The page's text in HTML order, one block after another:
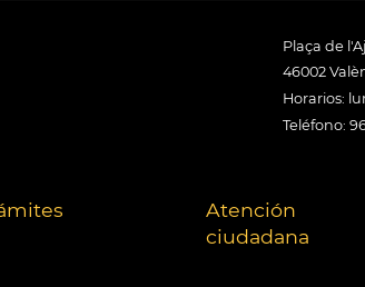
Plaça de
46002
Horarios:
Teléfono:
Atención
ciudadana